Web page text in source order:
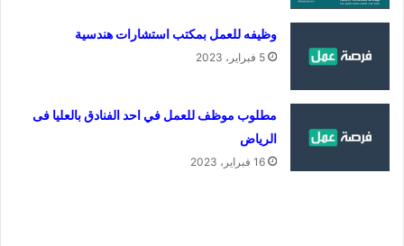
وظيفه للعمل بمكتب استشارات هندسية
5 فبراير، 2023
مطلوب موظف للعمل في احد الفنادق بالعليا فى
الرياض
16 فبراير، 2023